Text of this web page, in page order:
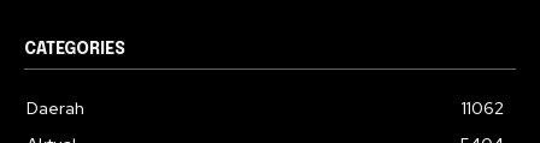
CATEGORIES
Daerah
11062